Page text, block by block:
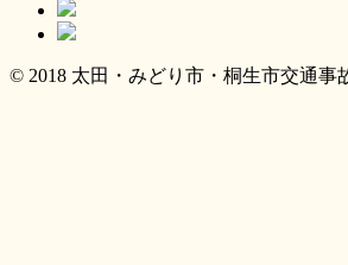
© 2018 太田・みどり市・桐生市交通事